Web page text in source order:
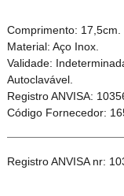
Comprimento: 17,5cm.
Material: Aço Inox.
Validade:
Autoclavável.
Registro ANVISA:
Código Fornecedor:
Registro ANVISA nr: